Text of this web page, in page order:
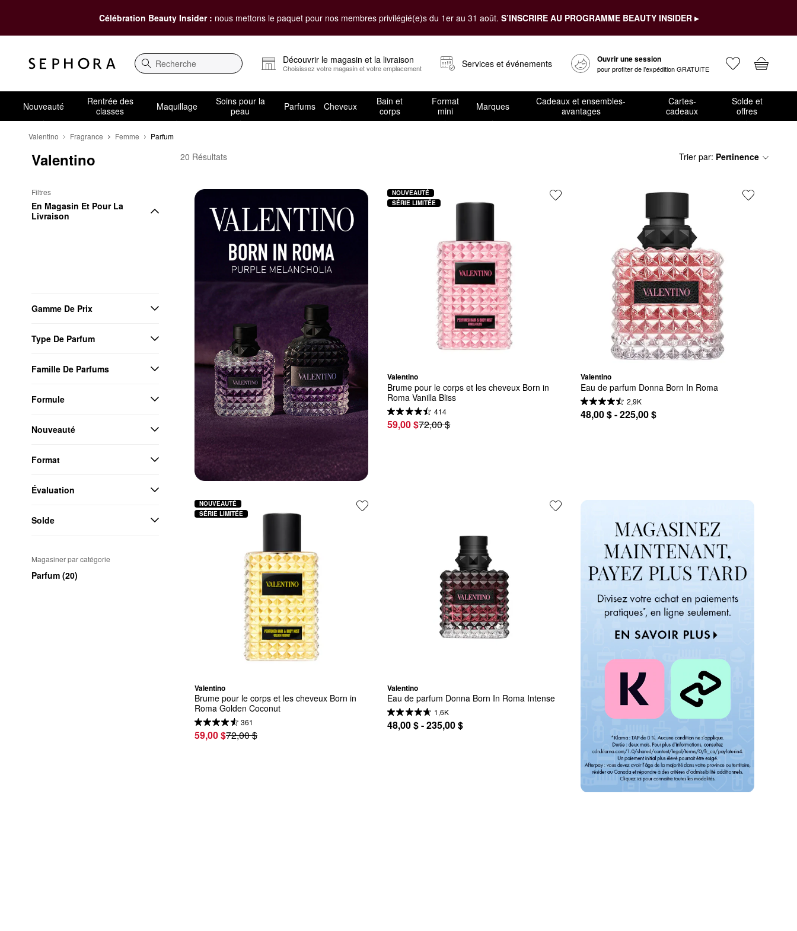
Célébration Beauty Insider : nous mettons le paquet pour nos membres privilégié(e)s du 1er au 31 août. S’INSCRIRE AU PROGRAMME BEAUTY INSIDER ▸
Recherche
Découvrir le magasin et la livraison
Choisissez votre magasin et votre emplacement Services et événements Ouvrir une session
pour profiter de l’expédition GRATUITE
Nouveauté
Rentrée des
classes
Maquillage
Soins pour la
peau
Parfums Cheveux
Bain et
corps
Format
mini
Marques
Cadeaux et ensembles-
avantages
Cartes-
cadeaux
Solde et
offres
Valentino Fragrance Femme Parfum
Valentino
Filtres
En Magasin Et Pour La
Livraison
Gamme De Prix
Type De Parfum
Famille De Parfums
Formule
Nouveauté
Format
Évaluation
Solde
Magasiner par catégorie
Parfum (20)
Valentino Parfum
20 Résultats Trier par: Pertinence
Valentino
Brume pour le corps et les cheveux Born in
Roma Vanilla Bliss
414
59,00 $72,00 $
NOUVEAUTÉ
SÉRIE LIMITÉE
Valentino
Eau de parfum Donna Born In Roma
2,9K
48,00 $ - 225,00 $
Valentino
Brume pour le corps et les cheveux Born in
Roma Golden Coconut
361
59,00 $72,00 $
NOUVEAUTÉ
SÉRIE LIMITÉE
Valentino
Eau de parfum Donna Born In Roma Intense
1,6K
48,00 $ - 235,00 $